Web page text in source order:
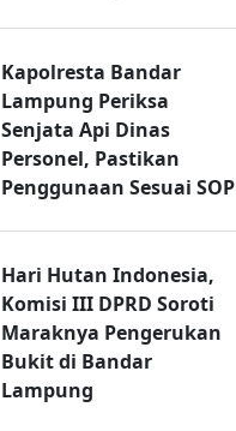
Kapolresta Bandar
Lampung Periksa
Senjata Api Dinas
Personel, Pastikan
Penggunaan Sesuai SOP
Hari Hutan Indonesia,
Komisi III DPRD Soroti
Maraknya Pengerukan
Bukit di Bandar
Lampung